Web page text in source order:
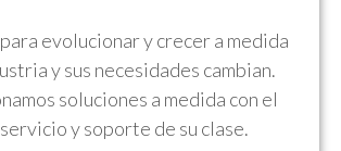
evolucionar y crecer a medida
y sus necesidades cambian.
soluciones a medida con el
y soporte de su clase.